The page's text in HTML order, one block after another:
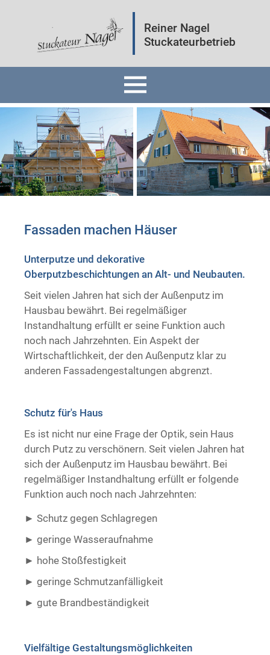
Reiner Nagel
Stuckateurbetrieb
Fassaden
Innenräume
Mineralputz
Wärmedämmung
Trockenausbau
Fassaden machen Häuser
Unterputze und dekorative
Oberputzbeschichtungen an Alt- und Neubauten.
Seit vielen Jahren hat sich der Außenputz im
Hausbau bewährt. Bei regelmäßiger
Instandhaltung erfüllt er seine Funktion auch
noch nach Jahrzehnten. Ein Aspekt der
Wirtschaftlichkeit, der den Außenputz klar zu
anderen Fassadengestaltungen abgrenzt.
Schutz für's Haus
Es ist nicht nur eine Frage der Optik, sein Haus
durch Putz zu verschönern. Seit vielen Jahren hat
sich der Außenputz im Hausbau bewährt. Bei
regelmäßiger Instandhaltung erfüllt er folgende
Funktion auch noch nach Jahrzehnten:
Schutz gegen Schlagregen
geringe Wasseraufnahme
hohe Stoßfestigkeit
geringe Schmutzanfälligkeit
gute Brandbeständigkeit ​ ​
Vielfältige Gestaltungsmöglichkeiten